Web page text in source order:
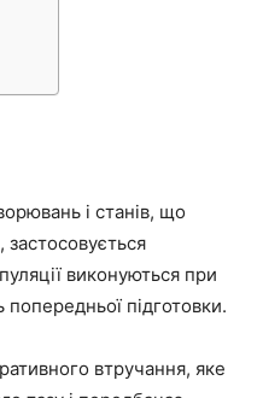
і станів, що
виконуються при
попередньої підготовки.
втручання, яке